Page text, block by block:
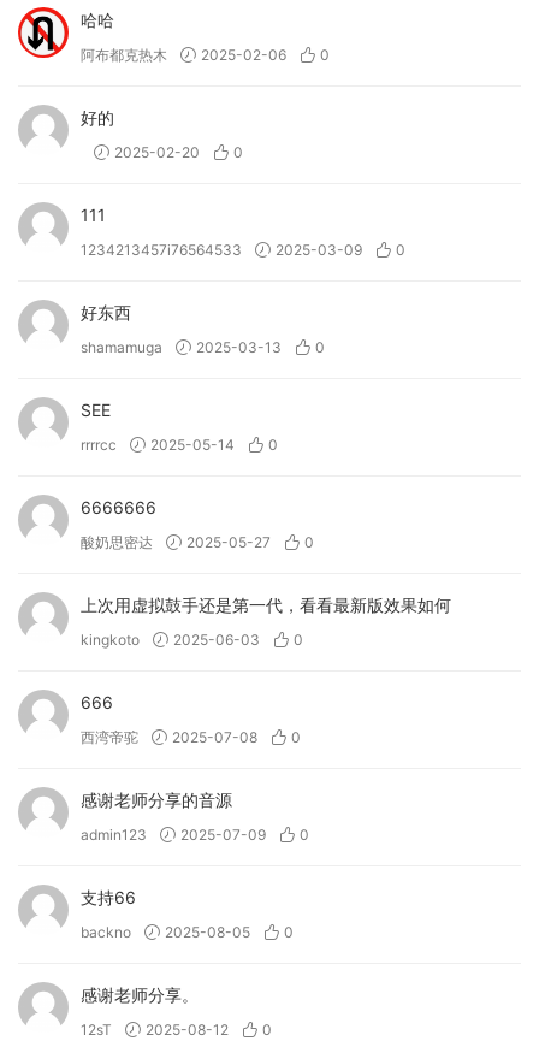
哈哈
阿布都克热木 2025-02-06 0
好的
2025-02-20 0
111
1234213457i76564533 2025-03-09 0
好东西
shamamuga 2025-03-13 0
SEE
rrrrcc 2025-05-14 0
6666666
酸奶思密达 2025-05-27 0
上次用虚拟鼓手还是第一代，看看最新版效果如何
kingkoto 2025-06-03 0
666
西湾帝驼 2025-07-08 0
感谢老师分享的音源
admin123 2025-07-09 0
支持66
backno 2025-08-05 0
感谢老师分享。
12sT 2025-08-12 0